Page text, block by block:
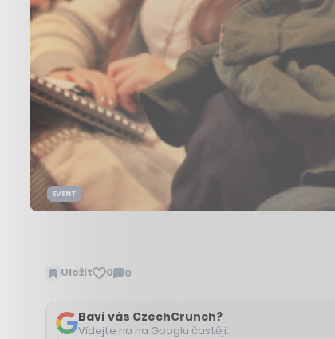
EVENT
Uložit 0 0
Zobrazit
Baví vás CzechCrunch?
Vídejte ho na Googlu častěji.